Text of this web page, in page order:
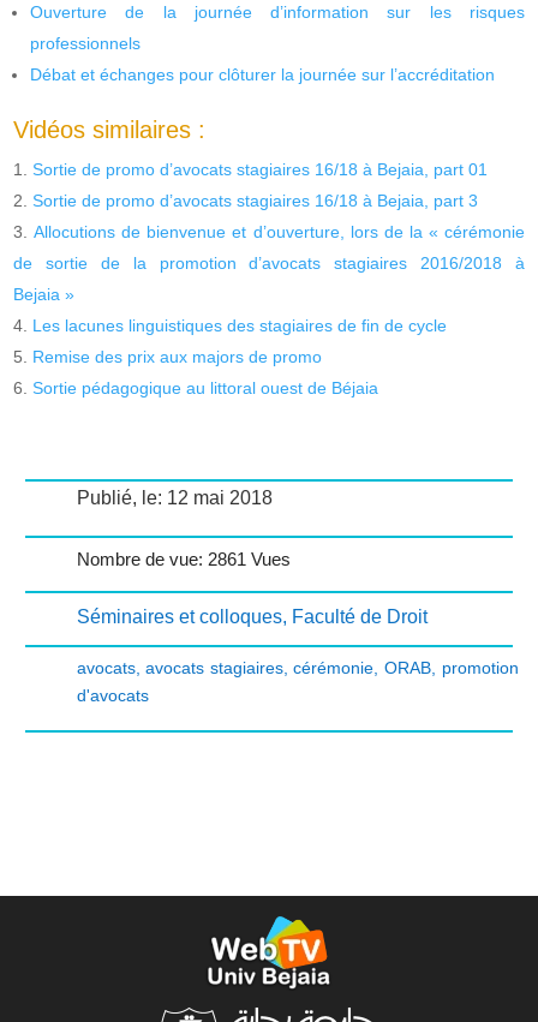
Ouverture de la journée d’information sur les risques
professionnels
Débat et échanges pour clôturer la journée sur l’accréditation
Vidéos similaires :
Sortie de promo d’avocats stagiaires 16/18 à Bejaia, part 01
Sortie de promo d’avocats stagiaires 16/18 à Bejaia, part 3
Allocutions de bienvenue et d’ouverture, lors de la « cérémonie
de sortie de la promotion d’avocats stagiaires 2016/2018 à
Bejaia »
Les lacunes linguistiques des stagiaires de fin de cycle
Remise des prix aux majors de promo
Sortie pédagogique au littoral ouest de Béjaia
Publié, le: 12 mai 2018
Nombre de vue: 2861 Vues
Séminaires et colloques, Faculté de Droit
avocats,avocats stagiaires,cérémonie ORAB, promotion
d'avocats